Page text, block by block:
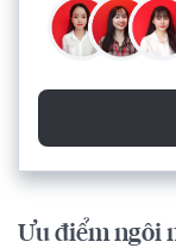
Ưu điểm ngôi